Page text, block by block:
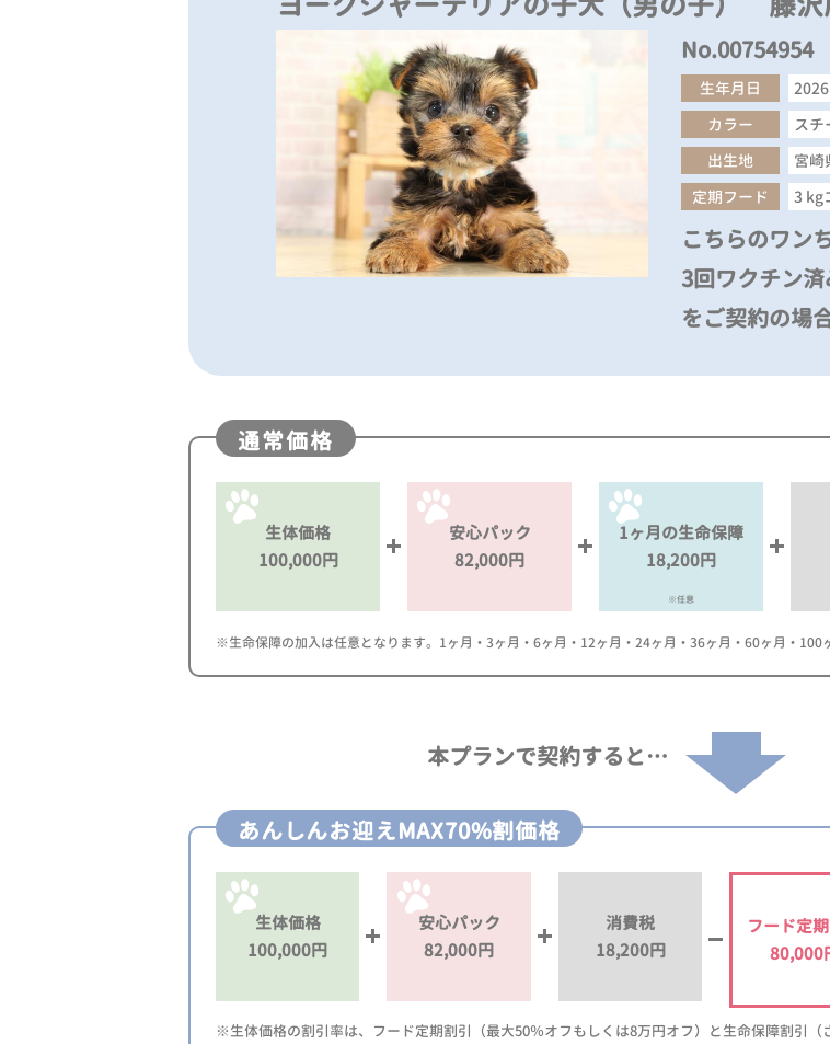
No.00754954
生年月日
カラー
スチ
出生地
宮崎
定期フード
3 kg
こちらのワン
3回ワクチン済
をご契約の場
通常価格
生体価格
100,000円
安心パック
82,000円
1ヶ月の生命保障
18,200円
※任意
※生命保障の加入は任意となります。1ヶ月・3ヶ月・6ヶ月・12ヶ月・24ヶ月・36ヶ月・60ヶ月・100
本プランで契約すると…
あんしんお迎えMAX70%割価格
生体価格
100,000円
安心パック
82,000円
消費税
18,200円
フード定
80,000
※生体価格の割引率は、フード定期割引（最大50％オフもしくは8万円オフ）と生命保障割引（